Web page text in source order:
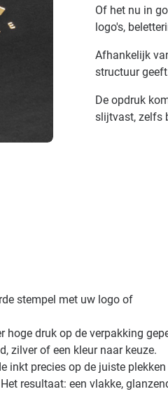
Of het nu in
logo's,
Afhankelijk
structuur
De opdruk
slijtvast, zelfs
stempel met uw logo of
hoge druk op de verpakking
zilver of een kleur naar keuze.
inkt precies op de juiste
resultaat: een vlakke,